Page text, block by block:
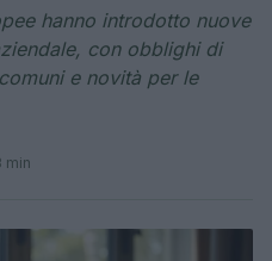
hanno introdotto nuove
con obblighi di
e novità per le
min